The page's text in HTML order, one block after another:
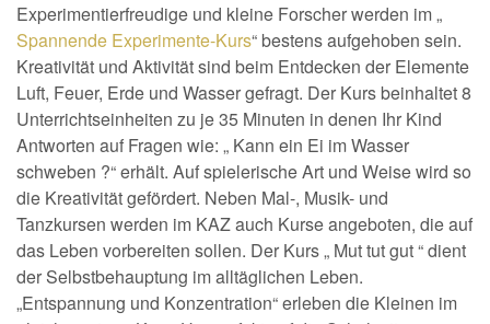
Experimentierfreudige und kleine Forscher werden im „
Spannende Experimente-Kurs“ bestens aufgehoben sein.
Kreativität und Aktivität sind beim Entdecken der Elemente
Luft, Feuer, Erde und Wasser gefragt. Der Kurs beinhaltet 8
Unterrichtseinheiten zu je 35 Minuten in denen Ihr Kind
Antworten auf Fragen wie: „ Kann ein Ei im Wasser
schweben ?“ erhält. Auf spielerische Art und Weise wird so
die Kreativität gefördert. Neben Mal-, Musik- und
Tanzkursen werden im KAZ auch Kurse angeboten, die auf
das Leben vorbereiten sollen. Der Kurs „ Mut tut gut “ dient
der Selbstbehauptung im alltäglichen Leben.
„Entspannung und Konzentration“ erleben die Kleinen im